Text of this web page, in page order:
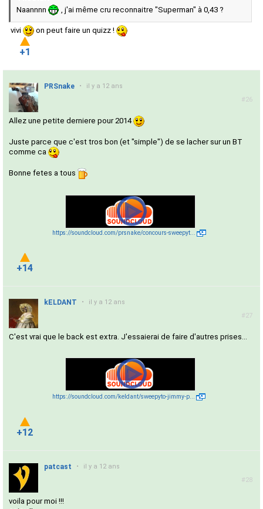
Naannnn
, j'ai même cru reconnaitre "Superman" à 0,43 ?
vivi on peut faire un quizz !
+1
#26
PRSnake • il y a 12 ans
Allez une petite derniere pour 2014
Juste parce que c'est tros bon (et "simple") de se lacher sur un BT
comme ca
Bonne fetes a tous
https://soundcloud.com/prsnake/concours-sweepyt...
+14
#27
kELDANT • il y a 12 ans
C'est vrai que le back est extra. J'essaierai de faire d'autres prises...
https://soundcloud.com/keldant/sweepyto-jimmy-p...
+12
#28
patcast • il y a 12 ans
voila pour moi !!!